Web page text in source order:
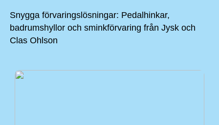
Snygga förvaringslösningar: Pedalhinkar,
badrumshyllor och sminkförvaring från Jysk och
Clas Ohlson